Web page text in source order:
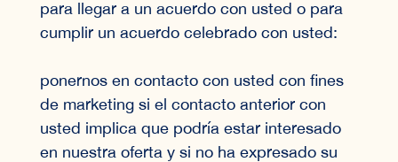
para llegar a un acuerdo con usted o para
cumplir un acuerdo celebrado con usted:
ponernos en contacto con usted con fines
de marketing si el contacto anterior con
usted implica que podría estar interesado
en nuestra oferta y si no ha expresado su